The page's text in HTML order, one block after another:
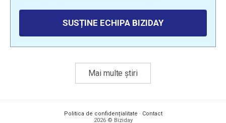
SUSȚINE ECHIPA BIZIDAY
Mai multe știri
Politica de confidențialitate · Contact
2026 © Biziday